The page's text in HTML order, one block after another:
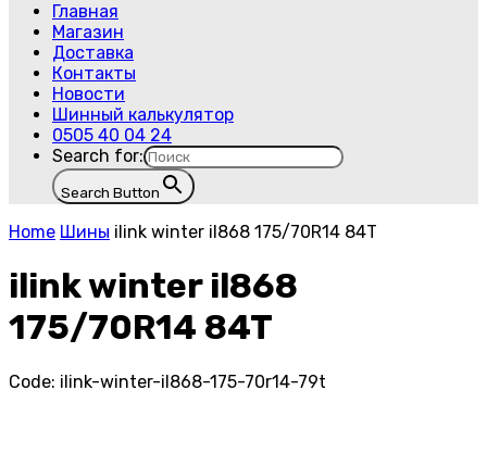
Главная
Магазин
Доставка
Контакты
Новости
Шинный калькулятор
0505 40 04 24
Search for:
Search Button
Home Шины ilink winter il868 175/70R14 84T
ilink winter il868
175/70R14 84T
Code: ilink-winter-il868-175-70r14-79t